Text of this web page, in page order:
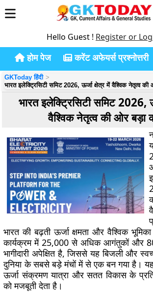
Hello Guest ! Register or
होम पेज करेंट अफेयर्स प्रश्नोत्तरी
GKToday हिंदी
भारत इलेक्ट्रिसिटी समिट 2026, ऊर्जा क्षेत्र में वैश्विक नेतृत्व
भारत इलेक्ट्रिसिटी समिट 2026,
वैश्विक नेतृत्व की ओर बड़ा
भारत की बढ़ती ऊर्जा क्षमता और वैश्विक
कार्यक्रम में 25,000 से अधिक आगंतुकों और
भागीदारी अपेक्षित है, जिससे यह बिजली और
दुनिया के सबसे बड़े मंचों में से एक बन गया है।
ऊर्जा संक्रमण यात्रा और सतत विकास के प्रति
को मजबूती देता है।